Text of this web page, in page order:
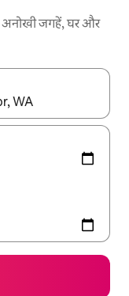
अनोखी जगहें, घर और
का इस्तेमाल करके नेविगेट